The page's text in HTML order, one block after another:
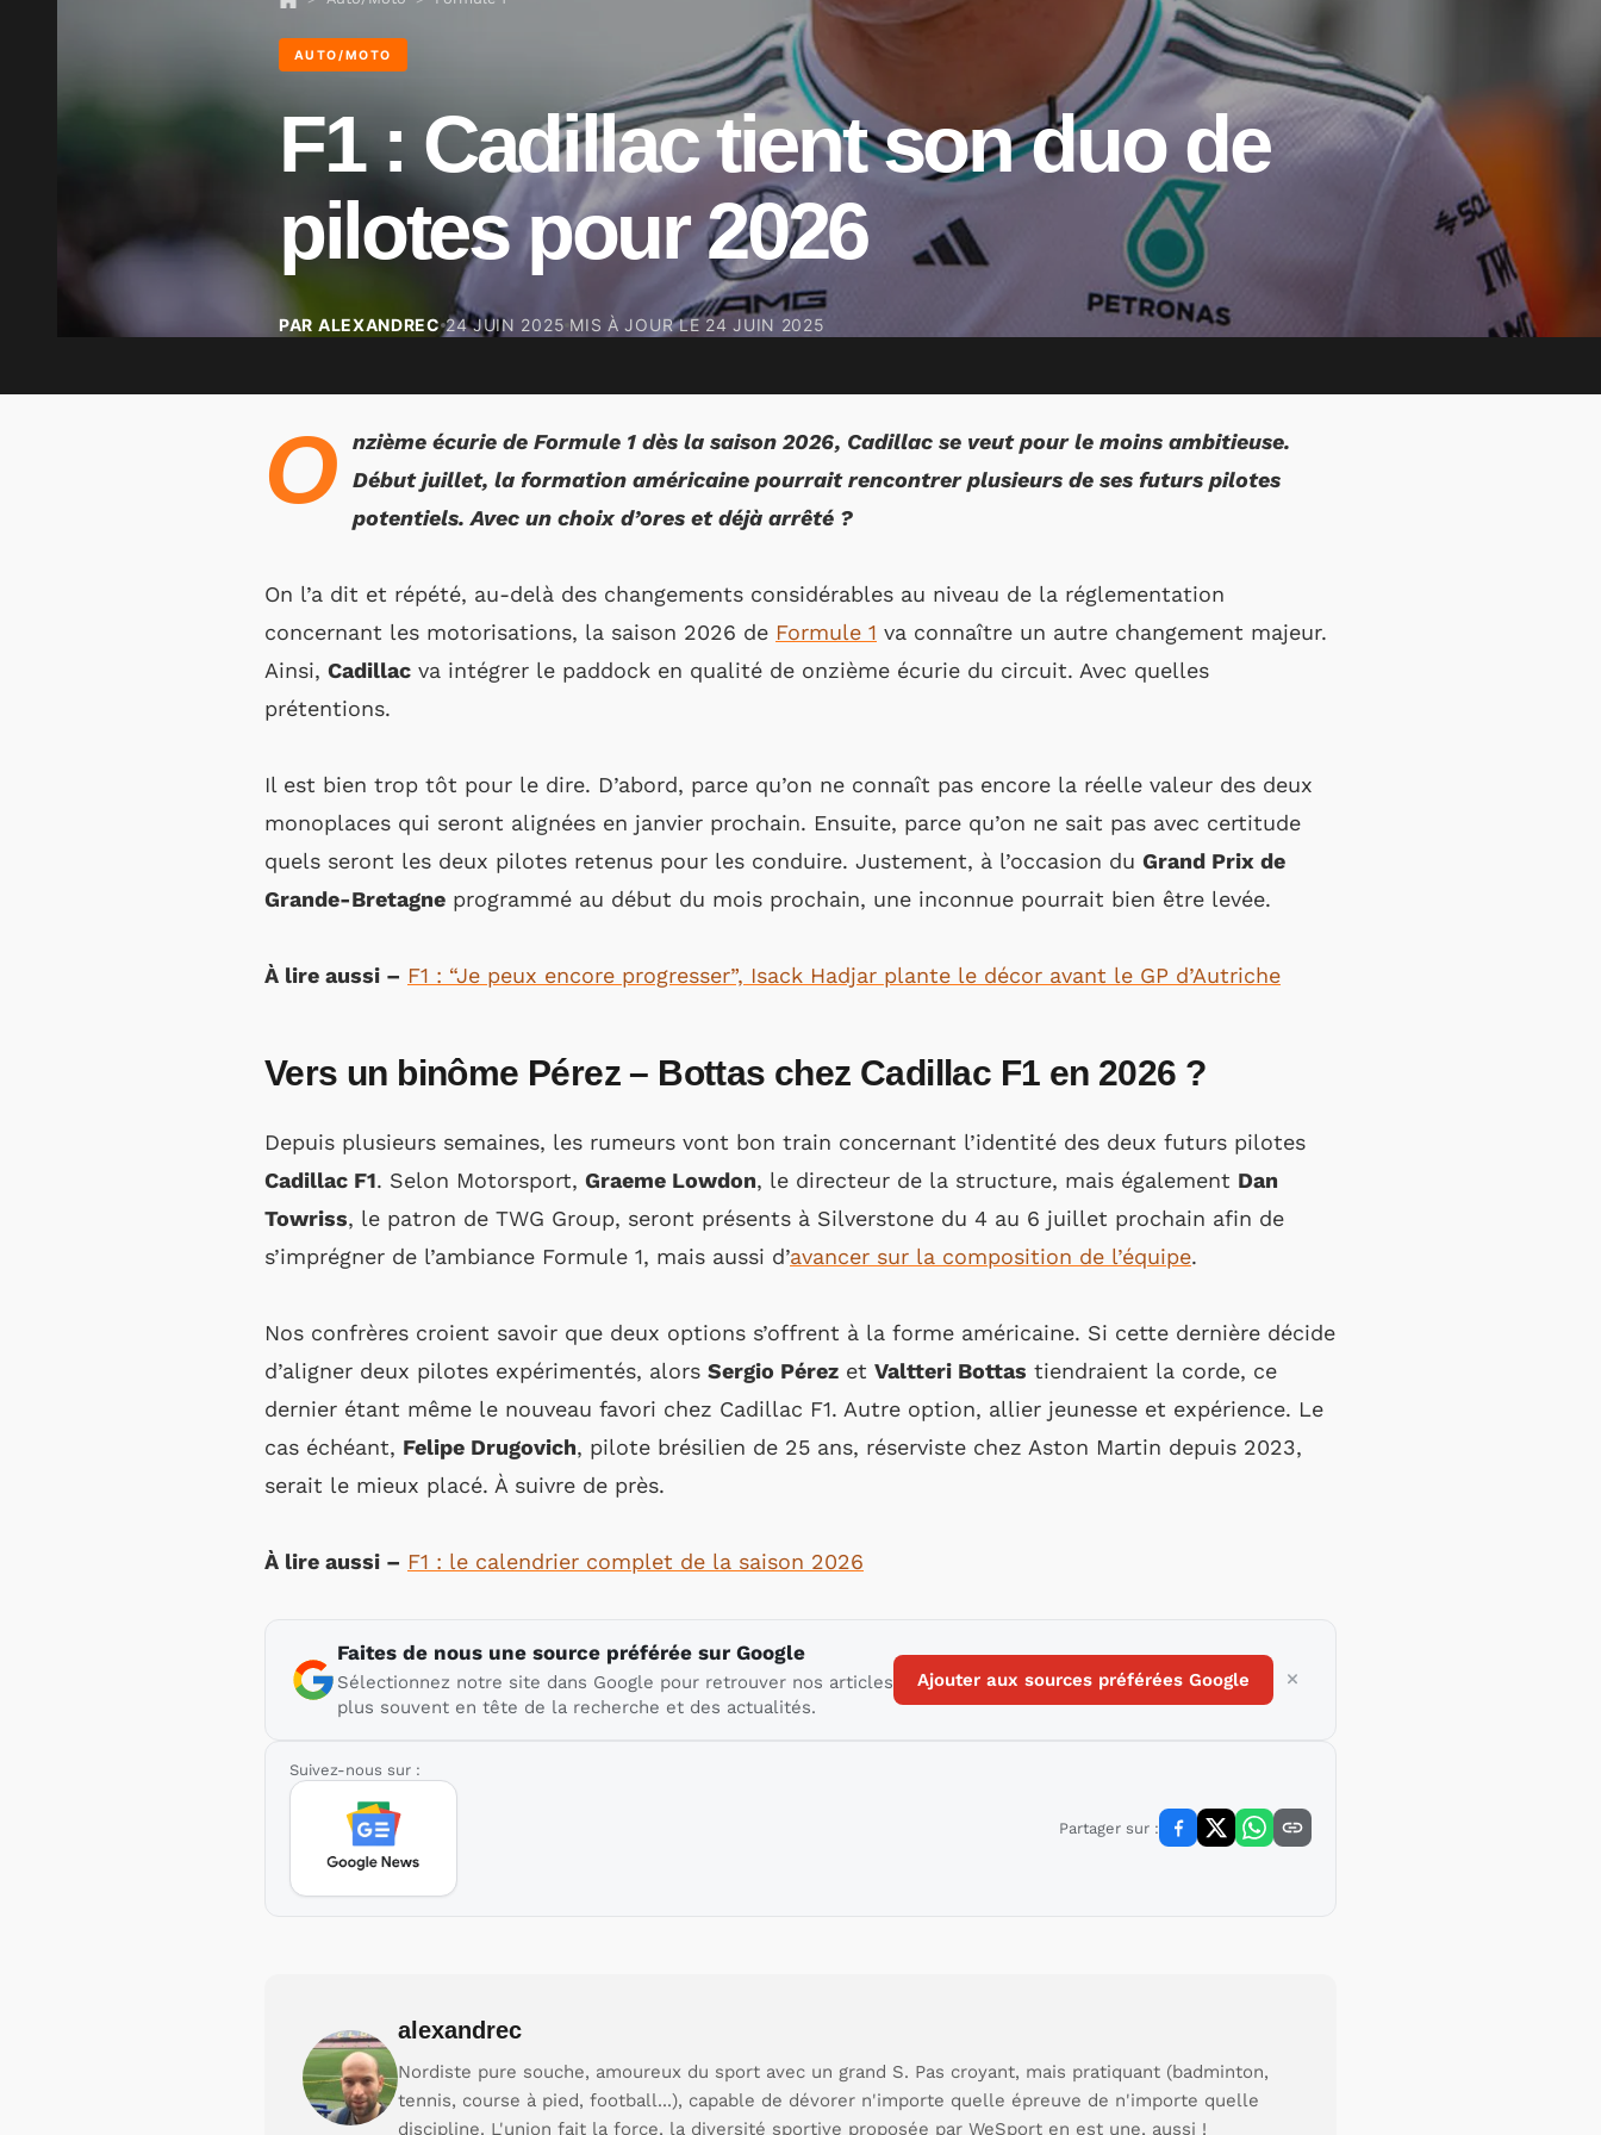
AUTO/MOTO
F1 : Cadillac tient son duo de
pilotes pour 2026
PAR ALEXANDREC 24 JUIN 2025 MIS À JOUR LE 24 JUIN 2025
O
nzième écurie de Formule 1 dès la saison 2026, Cadillac se veut pour le moins ambitieuse.
Début juillet, la formation américaine pourrait rencontrer plusieurs de ses futurs pilotes
potentiels. Avec un choix d’ores et déjà arrêté ?
On l’a dit et répété, au-delà des changements considérables au niveau de la réglementation
concernant les motorisations, la saison 2026 de Formule 1 va connaître un autre changement majeur.
Ainsi, Cadillac va intégrer le paddock en qualité de onzième écurie du circuit. Avec quelles
prétentions.
Il est bien trop tôt pour le dire. D’abord, parce qu’on ne connaît pas encore la réelle valeur des deux
monoplaces qui seront alignées en janvier prochain. Ensuite, parce qu’on ne sait pas avec certitude
quels seront les deux pilotes retenus pour les conduire. Justement, à l’occasion du Grand Prix de
Grande-Bretagne programmé au début du mois prochain, une inconnue pourrait bien être levée.
À lire aussi – F1 : “Je peux encore progresser”, Isack Hadjar plante le décor avant le GP d’Autriche
Vers un binôme Pérez – Bottas chez Cadillac F1 en 2026 ?
Depuis plusieurs semaines, les rumeurs vont bon train concernant l’identité des deux futurs pilotes
Cadillac F1. Selon Motorsport, Graeme Lowdon, le directeur de la structure, mais également Dan
Towriss, le patron de TWG Group, seront présents à Silverstone du 4 au 6 juillet prochain afin de
s’imprégner de l’ambiance Formule 1, mais aussi d’avancer sur la composition de l’équipe.
Nos confrères croient savoir que deux options s’offrent à la forme américaine. Si cette dernière décide
d’aligner deux pilotes expérimentés, alors Sergio Pérez et Valtteri Bottas tiendraient la corde, ce
dernier étant même le nouveau favori chez Cadillac F1. Autre option, allier jeunesse et expérience. Le
cas échéant, Felipe Drugovich, pilote brésilien de 25 ans, réserviste chez Aston Martin depuis 2023,
serait le mieux placé. À suivre de près.
À lire aussi – F1 : le calendrier complet de la saison 2026
Faites de nous une source préférée sur Google
Sélectionnez notre site dans Google pour retrouver nos articles
plus souvent en tête de la recherche et des actualités.
Ajouter aux sources préférées Google
Suivez-nous sur :
Partager sur :
alexandrec
Nordiste pure souche, amoureux du sport avec un grand S. Pas croyant, mais pratiquant (badminton,
tennis, course à pied, football...), capable de dévorer n'importe quelle épreuve de n'importe quelle
discipline. L'union fait la force, la diversité sportive proposée par WeSport en est une, aussi !